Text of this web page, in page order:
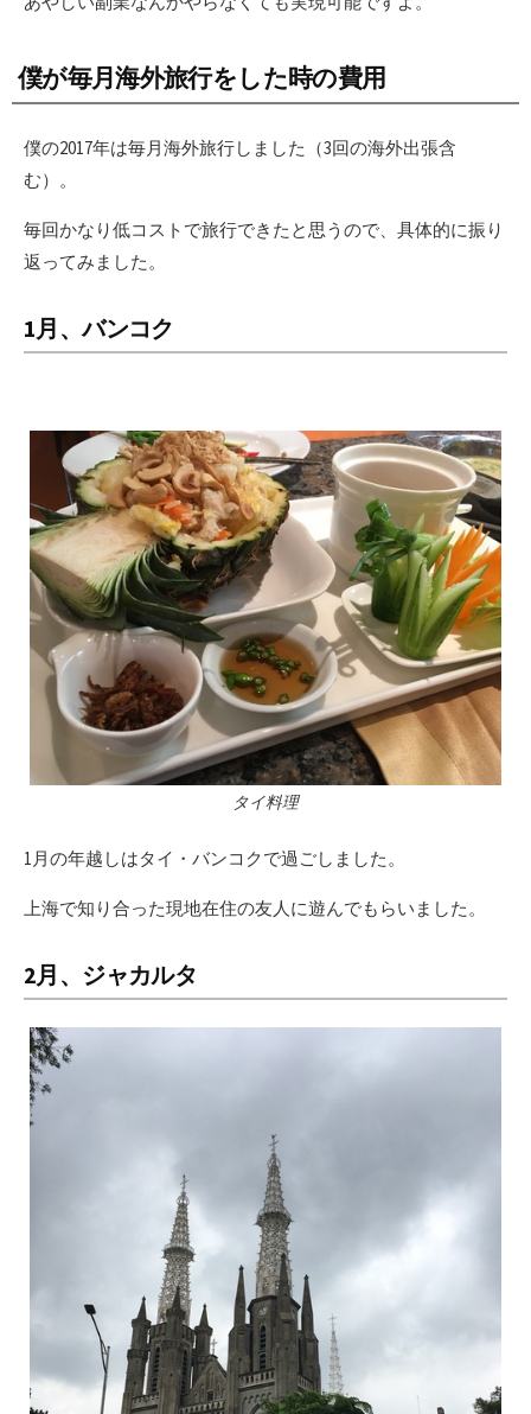
僕が毎月海外旅行をした時の費用
僕の2017年は毎月海外旅行しました（3回の海外出張含
む）。
毎回かなり低コストで旅行できたと思うので、具体的に振り
返ってみました。
1月、バンコク
タイ料理
1月の年越しはタイ・バンコクで過ごしました。
上海で知り合った現地在住の友人に遊んでもらいました。
2月、ジャカルタ